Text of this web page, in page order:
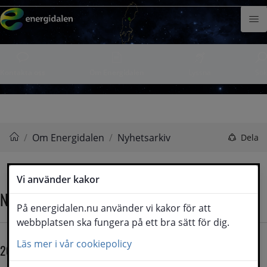
Hoppa till innehåll
/ Om Energidalen / Nyhetsarkiv Dela
Nyhetsarkiv
2026 Mars
Vi använder kakor
På energidalen.nu använder vi kakor för att
webbplatsen ska fungera på ett bra sätt för dig.
Läs mer i vår cookiepolicy